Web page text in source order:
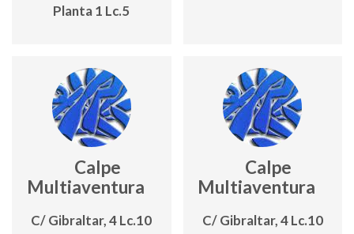
Planta 1 Lc.5
Calpe
Multiaventura
C/ Gibraltar, 4 Lc.10
Calpe
Multiaventura
C/ Gibraltar, 4 Lc.10